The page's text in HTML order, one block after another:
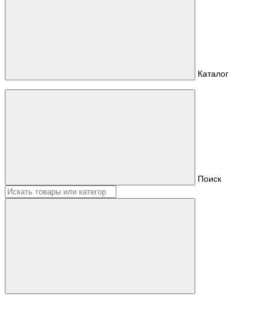
Каталог
Поиск